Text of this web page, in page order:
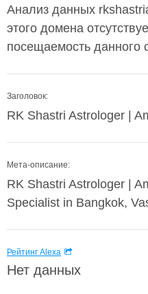
Анализ данных
этого домена
посещаемость данного
Заголовок:
RK Shastri Astrologer |
Мета-описание:
RK Shastri Astrologer |
Specialist in Bangkok,
Рейтинг Alexa
Нет данных